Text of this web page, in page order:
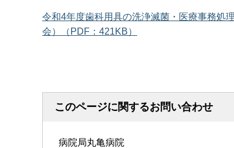
令和4年度歯科用具の洗浄滅菌・医療事務
会）（PDF：421KB）
このページに関するお問い合わせ
病院局丸亀病院